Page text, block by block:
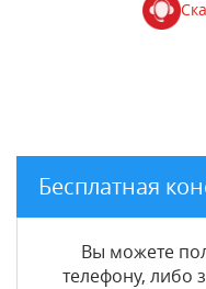
Бесплатная
Вы можете
телефону, либо